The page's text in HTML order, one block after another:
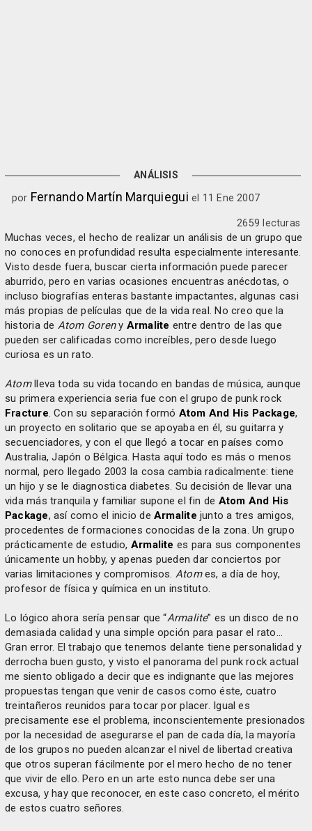
ANÁLISIS
por Fernando Martín Marquiegui el 11 Ene 2007
2659 lecturas
Muchas veces, el hecho de realizar un análisis de un grupo que
no conoces en profundidad resulta especialmente interesante.
Visto desde fuera, buscar cierta información puede parecer
aburrido, pero en varias ocasiones encuentras anécdotas, o
incluso biografías enteras bastante impactantes, algunas casi
más propias de películas que de la vida real. No creo que la
historia de Atom Goreny Armalite entre dentro de las que
pueden ser calificadas como increíbles, pero desde luego
curiosa es un rato.
Atomlleva toda su vida tocando en bandas de música, aunque
su primera experiencia seria fue con el grupo de punk rock
Fracture. Con su separación formó Atom And His Package,
un proyecto en solitario que se apoyaba en él, su guitarra y
secuenciadores, y con el que llegó a tocar en países como
Australia, Japón o Bélgica. Hasta aquí todo es más o menos
normal, pero llegado 2003 la cosa cambia radicalmente: tiene
un hijo y se le diagnostica diabetes. Su decisión de llevar una
vida más tranquila y familiar supone el fin de Atom And His
Package, así como el inicio de Armalite junto a tres amigos,
procedentes de formaciones conocidas de la zona. Un grupo
prácticamente de estudio, Armalite es para sus componentes
únicamente un hobby, y apenas pueden dar conciertos por
varias limitaciones y compromisos. Atomes, a día de hoy,
profesor de física y química en un instituto.
Lo lógico ahora sería pensar que “Armalite” es un disco de no
demasiada calidad y una simple opción para pasar el rato…
Gran error. El trabajo que tenemos delante tiene personalidad y
derrocha buen gusto, y visto el panorama del punk rock actual
me siento obligado a decir que es indignante que las mejores
propuestas tengan que venir de casos como éste, cuatro
treintañeros reunidos para tocar por placer. Igual es
precisamente ese el problema, inconscientemente presionados
por la necesidad de asegurarse el pan de cada día, la mayoría
de los grupos no pueden alcanzar el nivel de libertad creativa
que otros superan fácilmente por el mero hecho de no tener
que vivir de ello. Pero en un arte esto nunca debe ser una
excusa, y hay que reconocer, en este caso concreto, el mérito
de estos cuatro señores.